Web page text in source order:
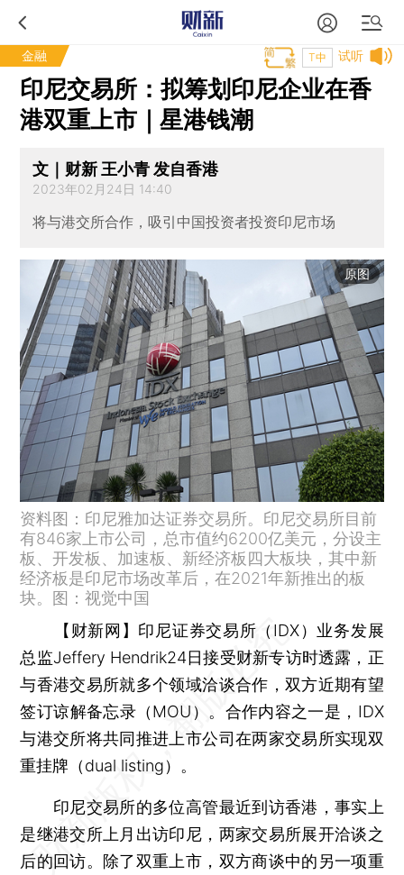
金融 试听
T中
印尼交易所：拟筹划印尼企业在香
港双重上市｜星港钱潮
文｜财新 王小青 发自香港
2023年02月24日 14:40
将与港交所合作，吸引中国投资者投资印尼市场
原图
资料图：印尼雅加达证券交易所。印尼交易所目前
有846家上市公司，总市值约6200亿美元，分设主
板、开发板、加速板、新经济板四大板块，其中新
经济板是印尼市场改革后，在2021年新推出的板
块。图：视觉中国
【财新网】 印尼证券交易所（IDX）业务发展
总监Jeffery Hendrik24日接受财新专访时透露，正
与香港交易所就多个领域洽谈合作，双方近期有望
签订谅解备忘录（MOU）。合作内容之一是，IDX
与港交所将共同推进上市公司在两家交易所实现双
重挂牌（dual listing）。
印尼交易所的多位高管最近到访香港，事实上
是继港交所上月出访印尼，两家交易所展开洽谈之
后的回访。除了双重上市，双方商谈中的另一项重